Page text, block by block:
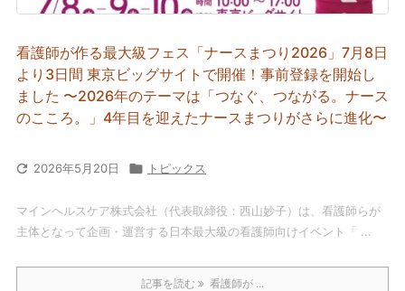
看護師が作る最大級フェス「ナースまつり2026」7月8日
より3日間 東京ビッグサイトで開催！事前登録を開始し
ました 〜2026年のテーマは「つなぐ、つながる。ナース
のこころ。」4年目を迎えたナースまつりがさらに進化〜
 2026年5月20日  トピックス
マインヘルスケア株式会社（代表取締役：西山妙子）は、看護師らが
主体となって企画・運営する日本最大級の看護師向けイベント「 ...
記事を読む 看護師が ...